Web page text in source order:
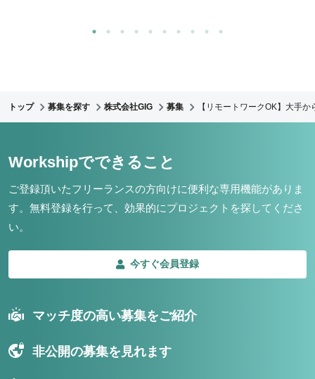
トップ 募集を探す 株式会社GIG 募集 【リモートワークOK】大手
Workshipでできること
ご登録頂いたフリーランスの方向けに便利な専用機能がありま
す。 無料登録を行って、効果的にプロジェクトを探してくださ
い。
今すぐ会員登録
マッチ度の高い募集をご紹介
非公開の募集を見れます